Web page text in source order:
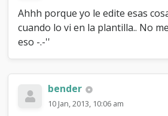
Ahhh porque yo le edite esas
cuando lo vi en la plantilla.. No
eso -.-''
bender
10 Jan, 2013, 10:06 am